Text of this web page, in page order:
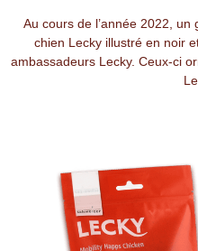
Au cours de l’année 2022,
chien Lecky illustré en noir
ambassadeurs Lecky. Ceux-ci